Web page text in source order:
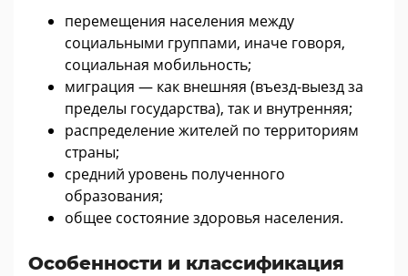
перемещения населения между
социальными группами, иначе говоря,
социальная мобильность;
миграция — как внешняя (въезд-выезд за
пределы государства), так и внутренняя;
распределение жителей по территориям
страны;
средний уровень полученного
образования;
общее состояние здоровья населения.
Особенности и классификация